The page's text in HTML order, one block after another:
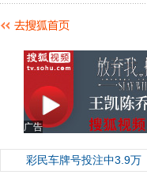
广告
彩民车牌号投注中3.9万